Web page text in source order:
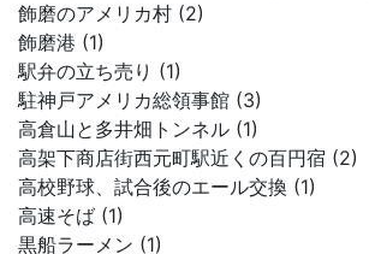
飾磨のアメリカ村 (2)
飾磨港 (1)
駅弁の立ち売り (1)
駐神戸アメリカ総領事館 (3)
高倉山と多井畑トンネル (1)
高架下商店街西元町駅近くの百円宿 (2)
高校野球、試合後のエール交換 (1)
高速そば (1)
黒船ラーメン (1)